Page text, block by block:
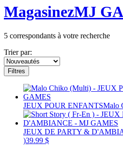
MagasinezMJ
5 correspondants à votre recherche
Trier par:
Filtres
JEUX POUR ENFANTSMalo
JEUX DE PARTY &
)39.99 $